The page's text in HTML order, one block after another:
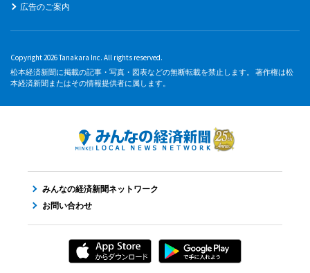
広告のご案内
Copyright 2026 Tanakara Inc. All rights reserved.
松本経済新聞に掲載の記事・写真・図表などの無断転載を禁止します。 著作権は松
本経済新聞またはその情報提供者に属します。
みんなの経済新聞ネットワーク
お問い合わせ